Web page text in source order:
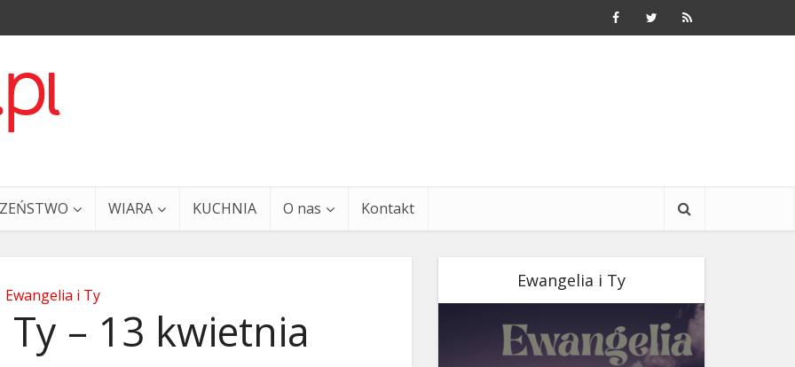
WIARA KUCHNIA O nas Kontakt
Ewangelia i Ty
– 13 kwietnia
Ewangelia i Ty